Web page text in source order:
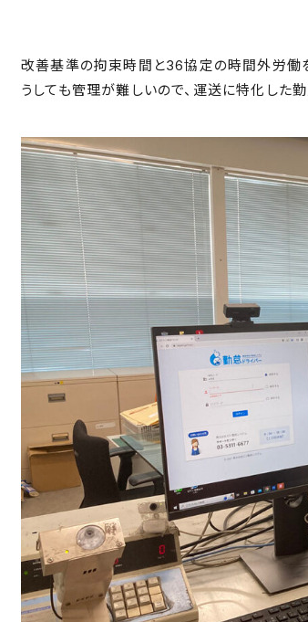
改善基準の拘束時間と36協定の時間外労働
うしても管理が難しいので、運送に特化した